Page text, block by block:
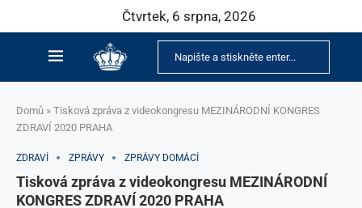
Čtvrtek, 6 srpna, 2026
Domů » Tisková zpráva z videokongresu MEZINÁRODNÍ KONGRES
ZDRAVÍ 2020 PRAHA
ZDRAVÍ ZPRÁVY ZPRÁVY DOMÁCÍ
Tisková zpráva z videokongresu MEZINÁRODNÍ
KONGRES ZDRAVÍ 2020 PRAHA